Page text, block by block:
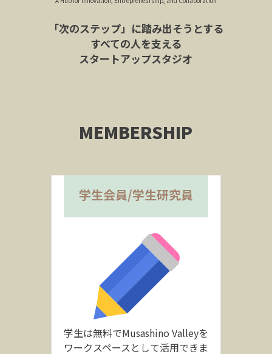
「次のステップ」に踏み出そうとする
すべての人を支える
スタートアップスタジオ
MEMBERSHIP
学生会員/学生研究員
学生は無料でMusashino Valleyを
ワークスペースとして活用できま